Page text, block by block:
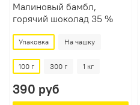
Малиновый бамбл,
горячий шоколад 35 %
Упаковка На чашку
100 г 300 г 1 кг
390 руб